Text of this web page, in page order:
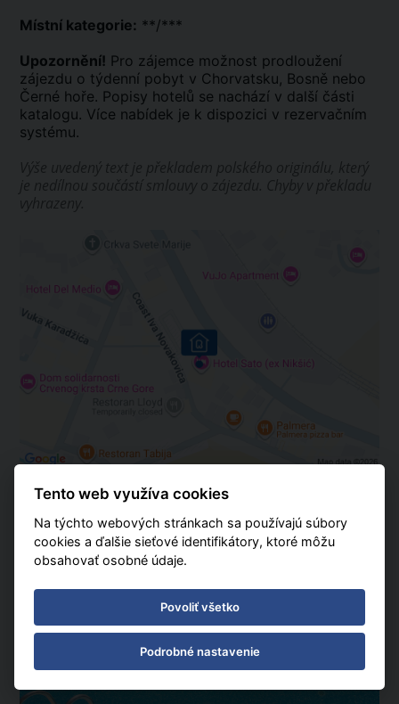
Místní kategorie: **/***
Upozornění! Pro zájemce možnost prodloužení
zájezdu o týdenní pobyt v Chorvatsku, Bosně nebo
Černé hoře. Popisy hotelů se nachází v další části
katalogu. Více nabídek je k dispozici v rezervačním
systému.
Tento web využíva cookies
Na týchto webových stránkach sa používajú súbory
cookies a ďalšie sieťové identifikátory, ktoré môžu
obsahovať osobné údaje.
Povoliť všetko
Podrobné nastavenie